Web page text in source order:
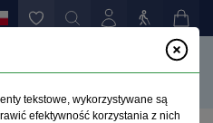
tekstowe, wykorzystywane są
efektywność korzystania z nich